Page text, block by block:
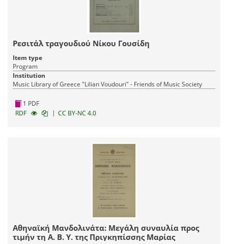
Ρεσιτάλ τραγουδιού Νίκου Γουσίδη
Item type
Program
Institution
Music Library of Greece "Lilian Voudouri" - Friends of Music Society
1 PDF
RDF
| CC BY-NC 4.0
Αθηναϊκή Μανδολινάτα: Μεγάλη συναυλία προς
τιμήν τη Α. Β. Υ. της Πριγκηπίσσης Μαρίας